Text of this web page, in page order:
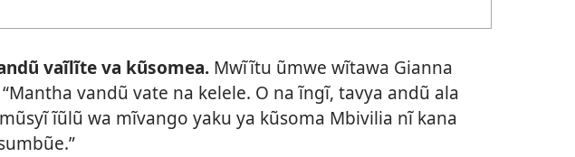
vaĩlĩte va kũsomea.Mwĩĩtu ũmwe wĩtawa Gianna
vandũ vate na kelele. O na ĩngĩ, tavya andũ ala
ĩũlũ wa mĩvango yaku ya kũsoma Mbivilia nĩ kana